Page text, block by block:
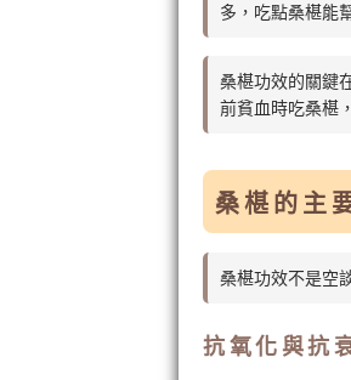
多，吃點桑椹能
桑椹功效的關鍵
前貧血時吃桑椹
桑椹的主
桑椹功效不是空
抗氧化與抗